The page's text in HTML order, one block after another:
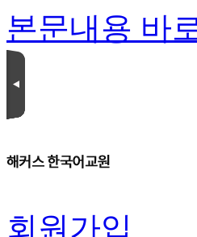
본문내용 바
회원가입